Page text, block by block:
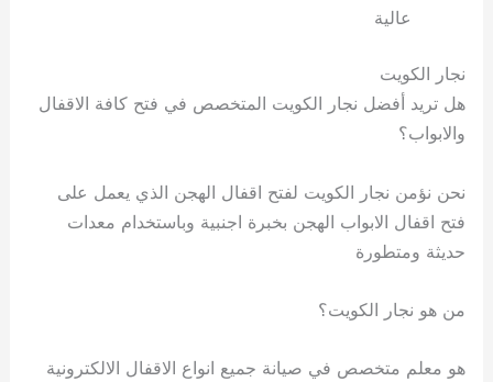
عالية
نجار الكويت
هل تريد أفضل نجار الكويت المتخصص في فتح كافة الاقفال
والابواب؟
نحن نؤمن نجار الكويت لفتح اقفال الهجن الذي يعمل على
فتح اقفال الابواب الهجن بخبرة اجنبية وباستخدام معدات
حديثة ومتطورة
من هو نجار الكويت؟
هو معلم متخصص في صيانة جميع انواع الاقفال الالكترونية